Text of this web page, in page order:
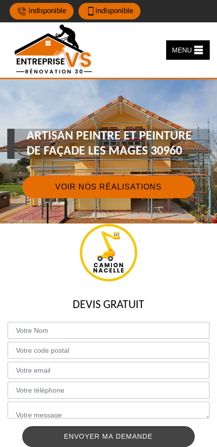
indisponible indisponible
MENU
ARTISAN PEINTRE ET PEINTURE
DE FAÇADE LES MAGES 30960
VOIR NOS RÉALISATIONS
DEVIS GRATUIT